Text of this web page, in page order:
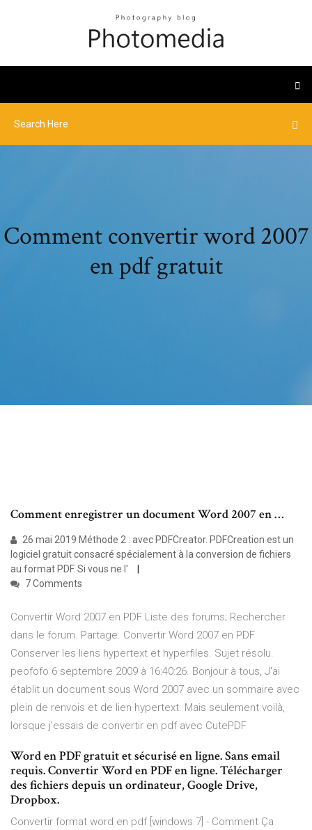
Comment convertir word 2007
en pdf gratuit
Comment enregistrer un document Word 2007 en …
26 mai 2019 Méthode 2 : avec PDFCreator. PDFCreation est un
logiciel gratuit consacré spécialement à la conversion de fichiers
au format PDF. Si vous ne l'
7 Comments
Convertir Word 2007 en PDF Liste des forums; Rechercher
dans le forum. Partage. Convertir Word 2007 en PDF
Conserver les liens hypertext et hyperfiles. Sujet résolu.
peofofo 6 septembre 2009 à 16:40:26. Bonjour à tous, J'ai
établit un document sous Word 2007 avec un sommaire avec
plein de renvois et de lien hypertext. Mais seulement voilà,
lorsque j'essais de convertir en pdf avec CutePDF
Word en PDF gratuit et sécurisé en ligne. Sans email
requis. Convertir Word en PDF en ligne. Télécharger
des fichiers depuis un ordinateur, Google Drive,
Dropbox.
Convertir format word en pdf [windows 7] - Comment Ça